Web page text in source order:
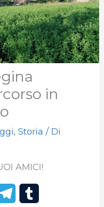
in
, Storia / Di
AMICI!